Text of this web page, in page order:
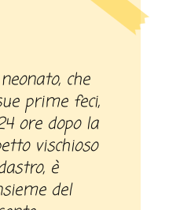
prime feci,
ore dopo la
vischioso
è
del